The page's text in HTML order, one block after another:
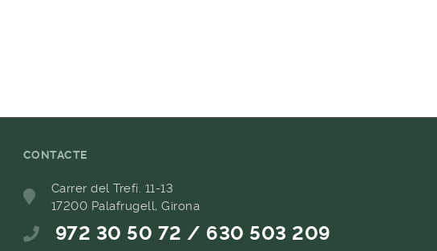
CONTACTE
Carrer del Trefí. 11-13
17200 Palafrugell, Girona
972 30 50 72 / 630 503 209